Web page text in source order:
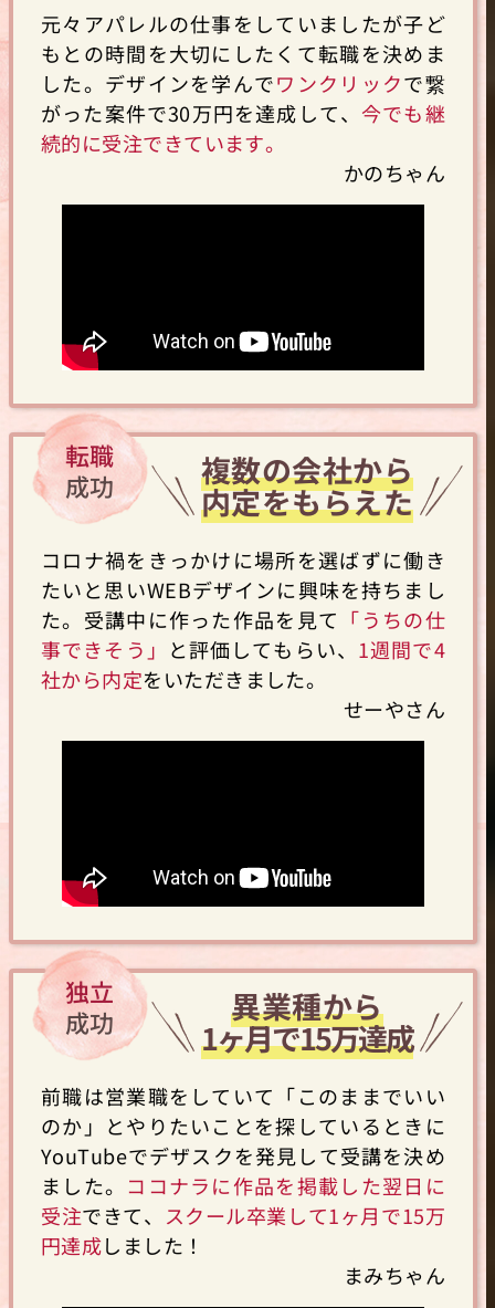
元々アパレルの仕事をしていましたが子ど
もとの時間を大切にしたくて転職を決めま
した。デザインを学んでワンクリックで繋
がった案件で30万円を達成して、 今でも継
続的に受注できています。
かのちゃん
複数の会社から
内定をもらえた
転職
成功
コロナ禍をきっかけに場所を選ばずに働き
たいと思いWEBデザインに興味を持ちまし
た。受講中に作った作品を見て 「うちの仕
事できそう」 と評価してもらい、 1週間で4
社から内定をいただきました。
せーやさん
異業種から
1ヶ月で15万達成
独立
成功
前職は営業職をしていて「このままでいい
のか」とやりたいことを探しているときに
YouTubeでデザスクを発見して受講を決め
ました。 ココナラに作品を掲載した翌日に
受注できて、 スクール卒業して1ヶ月で15万
円達成しました！
まみちゃん